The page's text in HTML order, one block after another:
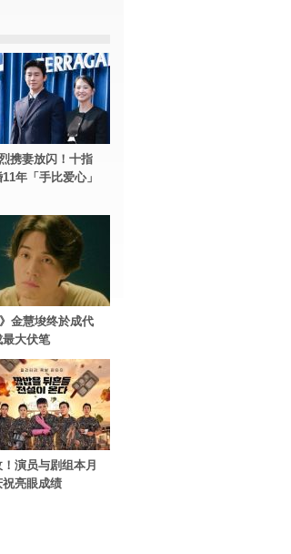
携妻放闪！十指
年「手比爱心」
金慧埈终於成代
大伏笔
演员与剧组本月
亮眼成绩